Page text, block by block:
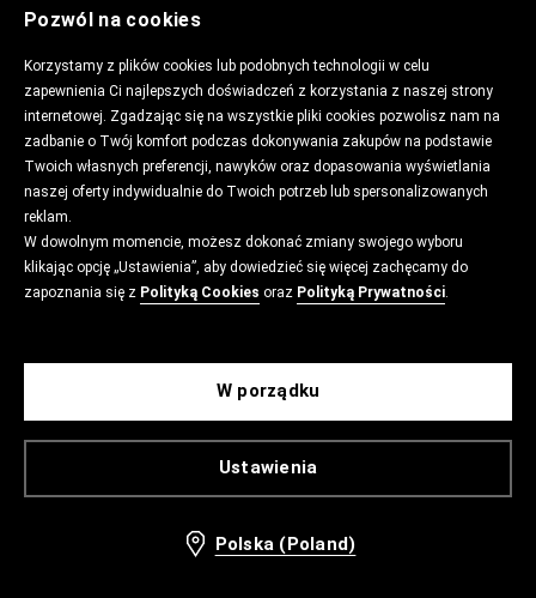
Pozwól na cookies
Korzystamy z plików cookies lub podobnych technologii w celu
zapewnienia Ci najlepszych doświadczeń z korzystania z naszej strony
internetowej. Zgadzając się na wszystkie pliki cookies pozwolisz nam na
zadbanie o Twój komfort podczas dokonywania zakupów na podstawie
Twoich własnych preferencji, nawyków oraz dopasowania wyświetlania
naszej oferty indywidualnie do Twoich potrzeb lub spersonalizowanych
reklam.
W dowolnym momencie, możesz dokonać zmiany swojego wyboru
klikając opcję „Ustawienia”, aby dowiedzieć się więcej zachęcamy do
zapoznania się z Polityką Cookies oraz Polityką Prywatności.
Ustawienia
W porządku
Polska (Poland)